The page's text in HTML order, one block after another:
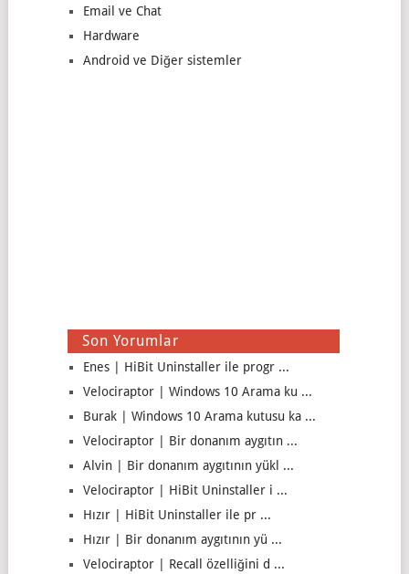
Email ve Chat
Hardware
Android ve Diğer sistemler
Son Yorumlar
Enes | HiBit Uninstaller ile progr ...
Velociraptor | Windows 10 Arama ku ...
Burak | Windows 10 Arama kutusu ka ...
Velociraptor | Bir donanım aygıtın ...
Alvin | Bir donanım aygıtının yükl ...
Velociraptor | HiBit Uninstaller i ...
Hızır | HiBit Uninstaller ile pr ...
Hızır | Bir donanım aygıtının yü ...
Velociraptor | Recall özelliğini d ...